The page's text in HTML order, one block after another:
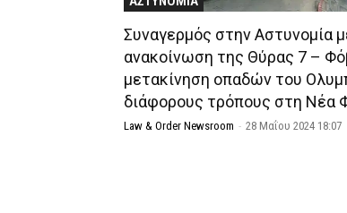
Συναγερμός στην Αστυνομία
ανακοίνωση της Θύρας 7 –
μετακίνηση οπαδών του
διάφορους τρόπους στη Νέα
Law & Order Newsroom - 28 Μαΐου 2024 18:07